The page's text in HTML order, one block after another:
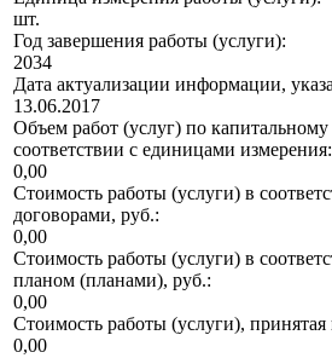
шт.
Год завершения работы (услуги):
2034
Дата актуализации информации,
13.06.2017
Объем работ (услуг) по
соответствии с единицами измерения:
0,00
Стоимость работы (услуги) в
договорами, руб.:
0,00
Стоимость работы (услуги) в
планом (планами), руб.:
0,00
Стоимость работы (услуги), принятая
0,00